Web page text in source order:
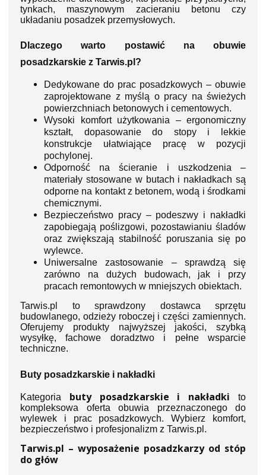
tynkach, maszynowym zacieraniu betonu czy
układaniu posadzek przemysłowych.
Dlaczego warto postawić na obuwie
posadzkarskie z Tarwis.pl?
Dedykowane do prac posadzkowych – obuwie
zaprojektowane z myślą o pracy na świeżych
powierzchniach betonowych i cementowych.
Wysoki komfort użytkowania – ergonomiczny
kształt, dopasowanie do stopy i lekkie
konstrukcje ułatwiające pracę w pozycji
pochylonej.
Odporność na ścieranie i uszkodzenia –
materiały stosowane w butach i nakładkach są
odporne na kontakt z betonem, wodą i środkami
chemicznymi.
Bezpieczeństwo pracy – podeszwy i nakładki
zapobiegają poślizgowi, pozostawianiu śladów
oraz zwiększają stabilność poruszania się po
wylewce.
Uniwersalne zastosowanie – sprawdzą się
zarówno na dużych budowach, jak i przy
pracach remontowych w mniejszych obiektach.
Tarwis.pl to sprawdzony dostawca sprzętu
budowlanego, odzieży roboczej i części zamiennych.
Oferujemy produkty najwyższej jakości, szybką
wysyłkę, fachowe doradztwo i pełne wsparcie
techniczne.
Buty posadzkarskie i nakładki
Kategoria buty posadzkarskie i nakładki to
kompleksowa oferta obuwia przeznaczonego do
wylewek i prac posadzkowych. Wybierz komfort,
bezpieczeństwo i profesjonalizm z Tarwis.pl.
Tarwis.pl – wyposażenie posadzkarzy od stóp
do głów